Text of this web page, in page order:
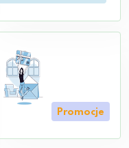
Promocje